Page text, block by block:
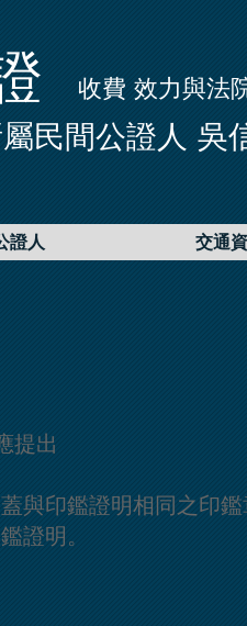
收費 效力與法
民間公證人 吳
證人 交通
提出
與印鑑證明相同之印鑑
證明。